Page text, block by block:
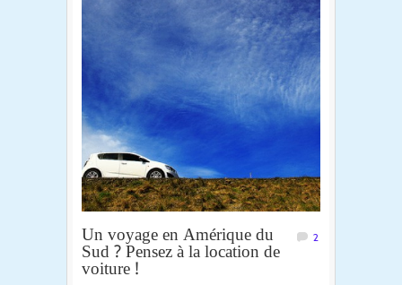
Un voyage en Amérique du
Sud ? Pensez à la location de
voiture !
2